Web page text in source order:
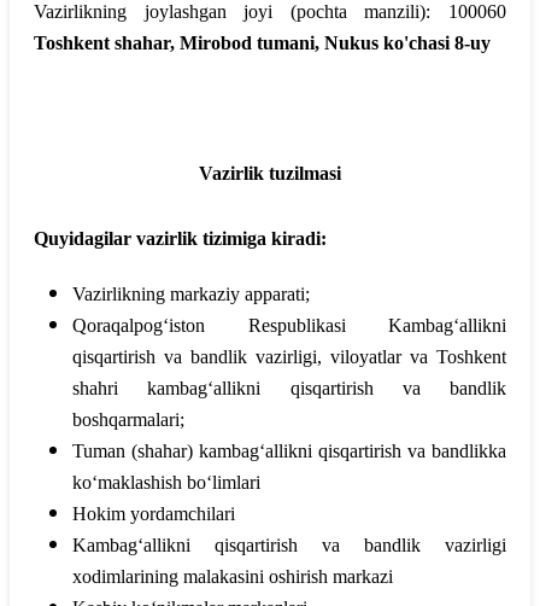
Vazirlikning joylashgan joyi (pochta manzili): 100060
Toshkent shahar, Mirobod tumani, Nukus ko'chasi 8-uy
Vazirlik tuzilmasi
Quyidagilar vazirlik tizimiga kiradi:
Vazirlikning markaziy apparati;
Qoraqalpog‘iston Respublikasi Kambag‘allikni
qisqartirish va bandlik vazirligi, viloyatlar va Toshkent
shahri kambag‘allikni qisqartirish va bandlik
boshqarmalari;
Tuman (shahar) kambag‘allikni qisqartirish va bandlikka
ko‘maklashish bo‘limlari
Hokim yordamchilari
Kambag‘allikni qisqartirish va bandlik vazirligi
xodimlarining malakasini oshirish markazi